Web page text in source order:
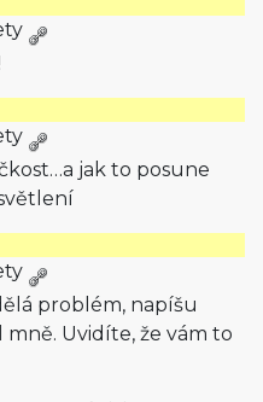
jak to posune
problém, napíšu
Uvidíte, že vám to